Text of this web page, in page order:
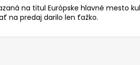
na titul Európske hlavné mesto
na predaj darilo len ťažko.